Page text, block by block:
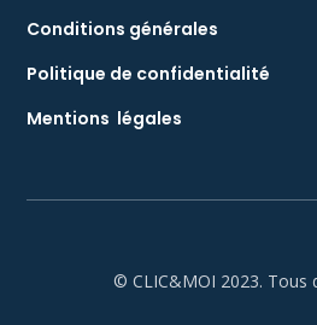
Conditions générales
Politique de confidentialité
Mentions légales
© CLIC&MOI 2023. Tous